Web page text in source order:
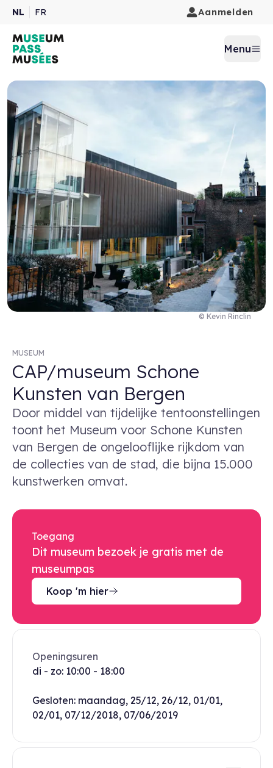
NL FR Aanmelden
Menu
© Kevin Rinclin
MUSEUM
CAP/museum Schone
Kunsten van Bergen
Door middel van tijdelijke tentoonstellingen
toont het Museum voor Schone Kunsten
van Bergen de ongelooflijke rijkdom van
de collecties van de stad, die bijna 15.000
kunstwerken omvat.
Openingsuren
di - zo: 10:00 - 18:00
Gesloten: maandag, 25/12, 26/12, 01/01,
02/01, 07/12/2018, 07/06/2019
Toegang
Dit museum bezoek je gratis met de
museumpas
Koop 'm hier